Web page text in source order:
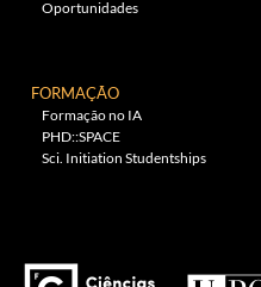
Oportunidades
FORMAÇÃO
Formação no IA
PHD::SPACE
Sci. Initiation Studentships